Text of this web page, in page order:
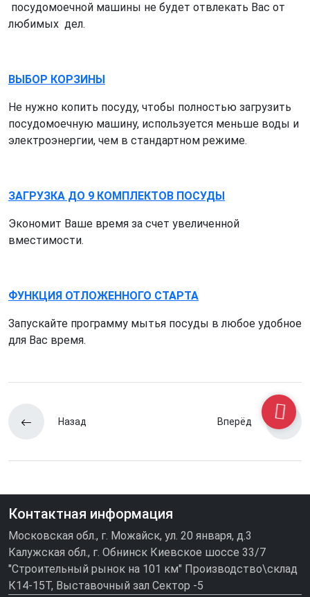
посудомоечной машины не будет отвлекать Вас от
любимых дел.
ВЫБОР КОРЗИНЫ
Не нужно копить посуду, чтобы полностью загрузить
посудомоечную машину, используется меньше воды и
электроэнергии, чем в стандартном режиме.
ЗАГРУЗКА ДО 9 КОМПЛЕКТОВ ПОСУДЫ
Экономит Ваше время за счет увеличенной
вместимости.
ФУНКЦИЯ ОТЛОЖЕННОГО СТАРТА
Запускайте программу мытья посуды в любое удобное
для Вас время.
Назад Вперёд
Контактная информация
Московская обл., г. Можайск, ул. 20 января, д.3
Калужская обл., г. Обнинск Киевское шоссе 33/7
"Строительный рынок на 101 км" Производство\склад
К14-15Т, Выставочный зал Сектор -5